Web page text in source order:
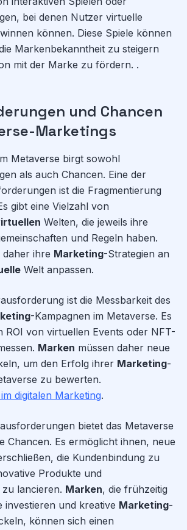
bei denen Nutzer virtuelle
können. Diese Spiele können
Markenbekanntheit zu steigern
mit der Marke zu fördern. .
und Chancen
Marketings
Metaverse birgt sowohl
als auch Chancen. Eine der
ist die Fragmentierung
gibt eine Vielzahl von
Welten, die jeweils ihre
und Regeln haben.
daher ihre Marketing-Strategien an
Welt anpassen.
ist die Messbarkeit des
-Kampagnen im Metaverse. Es
ROI von virtuellen Events oder NFT-
Marken müssen daher neue
um den Erfolg ihrer Marketing-
zu bewerten.
digitalen Marketing.
bietet das Metaverse
Chancen. Es ermöglicht ihnen, neue
die Kundenbindung zu
Produkte und
lancieren. Marken, die frühzeitig
investieren und kreative Marketing-
können sich einen